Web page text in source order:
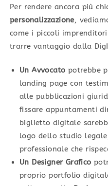
Per rendere ancora più
personalizzazione,
come i piccoli
trarre vantaggio dalla
Un Avvocato potrebbe
landing page con
alle pubblicazioni
fissare appuntamenti
biglietto digitale
logo dello studio
professionale che
Un Designer Grafico
proprio portfolio